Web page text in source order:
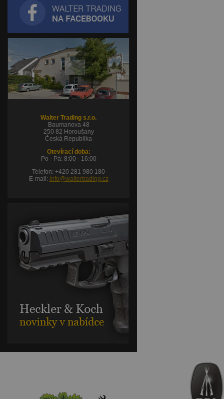
Walter Trading s.r.o.
Baumanova 48
250 82 Horoušany
Česká Republika
Otevírací doba:
Po - Pá: 8:00 - 16:00
Telefon: +420 281 980 180
E-mail: info@waltertrading.cz